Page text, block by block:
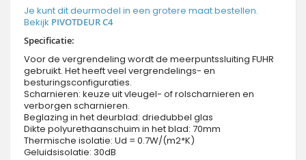
Je kunt dit deurmodel in een grotere maat bestellen.
Bekijk PIVOTDEUR C4
Specificatie:
Voor de vergrendeling wordt de meerpuntssluiting FUHR
gebruikt. Het heeft veel vergrendelings- en
besturingsconfiguraties.
Scharnieren: keuze uit vleugel- of rolscharnieren en
verborgen scharnieren.
Beglazing in het deurblad: driedubbel glas
Dikte polyurethaanschuim in het blad: 70mm
Thermische isolatie: Ud = 0.7W/(m2*K)
Geluidsisolatie: 30dB